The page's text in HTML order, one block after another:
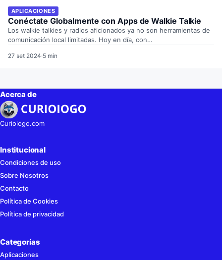
APLICACIONES
Conéctate Globalmente con Apps de Walkie Talkie
Los walkie talkies y radios aficionados ya no son herramientas de
comunicación local limitadas. Hoy en día, con…
27 set 2024·5 min
Acerca de
Curioiogo.com
Institucional
Condiciones de uso
Sobre Nosotros
Contacto
Política de Cookies
Política de privacidad
Categorías
Aplicaciones